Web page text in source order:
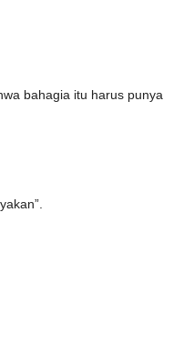
bahagia itu harus punya